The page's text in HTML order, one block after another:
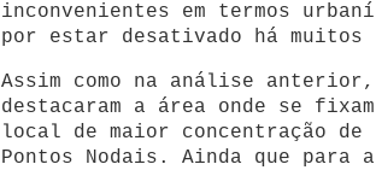
inconvenientes em termos
por estar desativado há muitos
Assim como na análise anterior,
destacaram a área onde se
local de maior concentração
Pontos Nodais. Ainda que